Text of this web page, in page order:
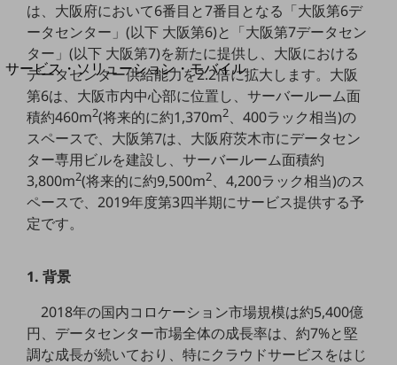
別ウィンドウで開きます
サービス・ソリューション・モバイル
サービス・ソリューションTOP
DXに関する課題を解決する
サービス・ソリューションをご紹介
カテゴリーで探す
カテゴリーで探すTOP
ネットワーク・モバイル
電話・映像コミュニケーション
セキュリティ
は、大阪府において6番目と7番目となる「大阪第6デ
ータセンター」(以下 大阪第6)と「大阪第7データセン
ター」(以下 大阪第7)を新たに提供し、大阪における
データセンター供給能力を2.2倍に拡大します。大阪
第6は、大阪市内中心部に位置し、サーバールーム面
積約460m2(将来的に約1,370m2、400ラック相当)の
スペースで、大阪第7は、大阪府茨木市にデータセン
ター専用ビルを建設し、サーバールーム面積約
3,800m2(将来的に約9,500m2、4,200ラック相当)のス
ペースで、2019年度第3四半期にサービス提供する予
定です。
1. 背景
2018年の国内コロケーション市場規模は約5,400億
円、データセンター市場全体の成長率は、約7%と堅
調な成長が続いており、特にクラウドサービスをはじ